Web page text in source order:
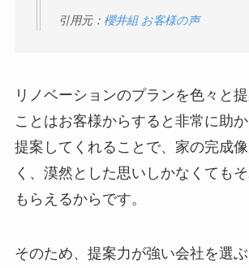
引用元： 櫻井組 お客様の声
リノベーションのプランを色々と
ことはお客様からすると非常に助
提案してくれることで、家の完成
く、漠然とした思いしかなくても
もらえるからです。
そのため、提案力が強い会社を選